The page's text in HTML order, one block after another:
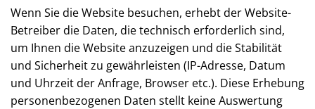
Der Website-Betreiber übernimmt keine Haftung für
Schäden, die durch solche Sicherheitsverletzungen
entstehen.
Wenn Sie die Website besuchen, erhebt der Website-
Betreiber die Daten, die technisch erforderlich sind,